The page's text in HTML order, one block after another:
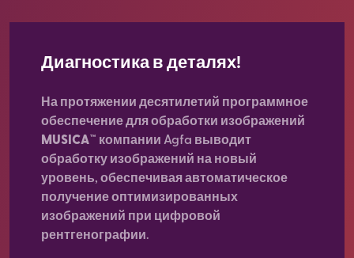
Диагностика в деталях!
На протяжении десятилетий программное
обеспечение для обработки изображений
MUSICA™ компании Agfa выводит
обработку изображений на новый
уровень, обеспечивая автоматическое
получение оптимизированных
изображений при цифровой
рентгенографии.